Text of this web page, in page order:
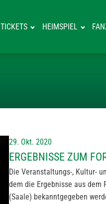
TICKETS HEIMSPIEL
29. Okt. 2020
ERGEBNISSE ZUM
Die Veranstaltungs-, Kultur-
dem die Ergebnisse aus dem
(Saale) bekanntgegeben